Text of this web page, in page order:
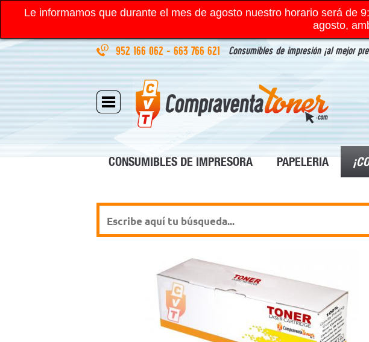
Le informamos que durante el mes de agosto nuestro horario será de
agosto,
952 166 062- 663 766 621 Consumibles de impresión ¡al mejor
CONSUMIBLES DE IMPRESORA PAPELERIA